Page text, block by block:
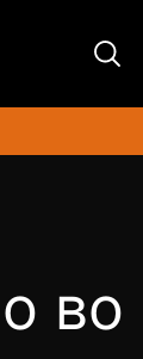
во